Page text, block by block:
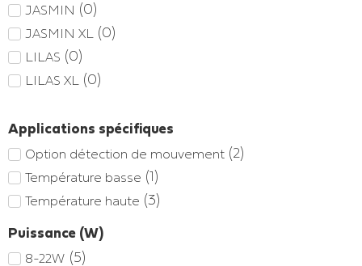
JASMIN (0)
JASMIN XL (0)
LILAS (0)
LILAS XL (0)
Applications spécifiques
Option détection de mouvement (2)
Température basse (1)
Température haute (3)
Puissance (W)
8-22W (5)